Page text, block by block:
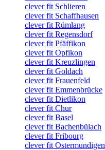
clever fit Schlieren
clever fit Schaffhausen
clever fit Rümlang
clever fit Regensdorf
clever fit Pfäffikon
clever fit Opfikon
clever fit Kreuzlingen
clever fit Goldach
clever fit Frauenfeld
clever fit Emmenbrücke
clever fit Dietlikon
clever fit Chur
clever fit Basel
clever fit Bachenbülach
clever fit Fribourg
clever fit Ostermundigen